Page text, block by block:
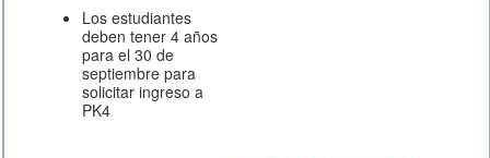
Los estudiantes
deben tener 4 años
para el 30 de
septiembre para
solicitar ingreso a
PK4